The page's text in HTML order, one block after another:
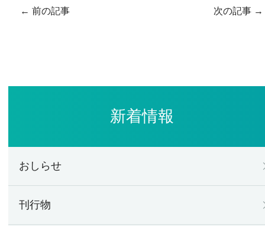
← 前の記事 次の記事 →
新着情報
おしらせ
刊行物